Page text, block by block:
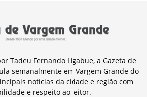
Tadeu Fernando Ligabue, a Gazeta de
semanalmente em Vargem Grande do
notícias da cidade e região com
e respeito ao leitor.